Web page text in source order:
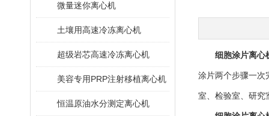
微量迷你离心机
土壤用高速冷冻离心机
超级岩芯高速冷冻离心机
美容专用PRP注射移植离心机
恒温原油水分测定离心机
细胞涂片离心
涂片两个步骤一次
室、检验室、研究